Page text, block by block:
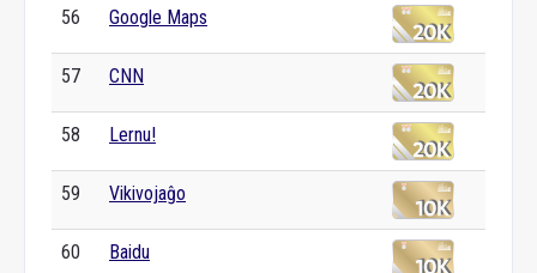
56 Google Maps
57 CNN
58 Lernu!
59 Vikivojaĝo
60 Baidu